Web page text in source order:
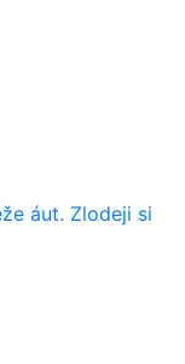
áut. Zlodeji si